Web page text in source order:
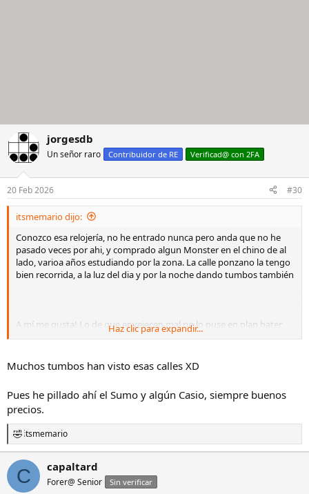
jorgesdb
Un señor raro Contribuidor de RE Verificad@ con 2FA
20 Feb 2026 #30
itsmemario dijo:
Conozco esa relojería, no he entrado nunca pero anda que no he
pasado veces por ahi, y comprado algun Monster en el chino de al
lado, varioa años estudiando por la zona. La calle ponzano la tengo
bien recorrida, a la luz del dia y por la noche dando tumbos también
A mí me gusta! Lo de que envejecen mal no lo puse en plan hater
sino para reflejar un sentimiento general que existe. A mí
Heuer y Ebel, otros no tanto. Mi S/EL es de mis relojes favoritos y el
más cómodo y tengo dos F1 que sin ser tan "bio" también son poco
Haz clic para expandir...
Muchos tumbos han visto esas calles XD
Pues he pillado ahí el Sumo y algún Casio, siempre buenos
precios.
R
e
a
itsmemario
C capaltard
Forer@ Senior Sin verificar